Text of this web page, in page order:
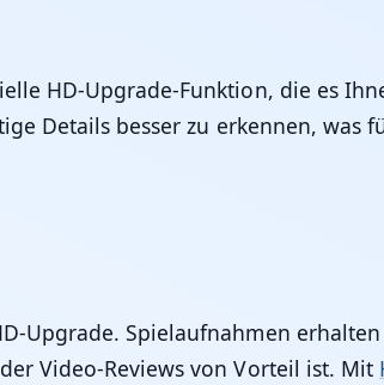
HD-Upgrade-Funktion, die es
Details besser zu erkennen, was
Upgrade. Spielaufnahmen
Video-Reviews von Vorteil ist. Mit